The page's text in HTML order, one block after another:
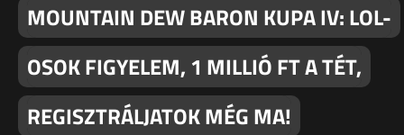
MOUNTAIN DEW BARON KUPA IV: LOL-
OSOK FIGYELEM, 1 MILLIÓ FT A TÉT,
REGISZTRÁLJATOK MÉG MA!